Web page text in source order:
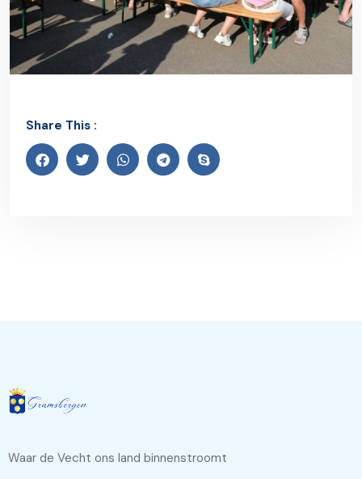
Share This :
Waar de Vecht ons land binnenstroomt